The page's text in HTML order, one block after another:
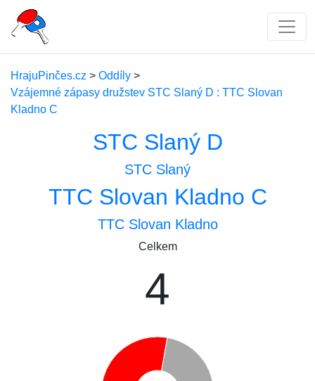
HrajuPinčes.cz > Oddíly >
Vzájemné zápasy družstev STC Slaný D : TTC Slovan
Kladno C
STC Slaný D
STC Slaný
TTC Slovan Kladno C
TTC Slovan Kladno
Celkem
4